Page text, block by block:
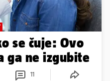
se čuje: Ovo
ga ne izgubite
11